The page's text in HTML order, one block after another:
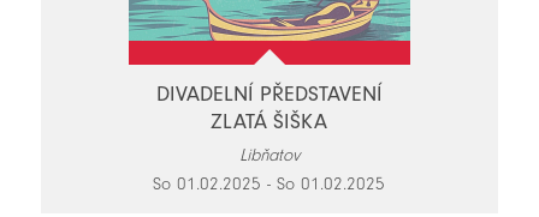
DIVADELNÍ PŘEDSTAVENÍ
ZLATÁ ŠIŠKA
Libňatov
So 01.02.2025 - So 01.02.2025